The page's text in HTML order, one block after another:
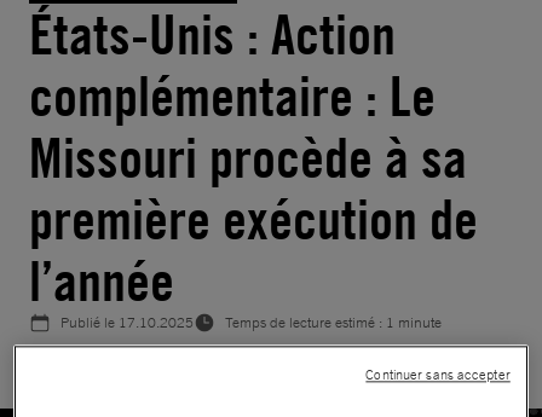
États-Unis : Action
complémentaire : Le
Missouri procède à sa
première exécution de
l’année
Publié le 17.10.2025 Temps de lecture estimé : 1 minute
Continuer sans accepter